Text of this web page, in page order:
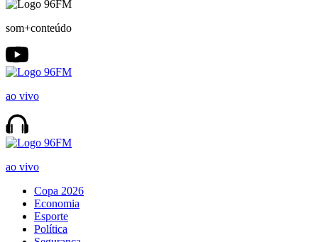
som+conteúdo
ao vivo
ao vivo
Copa 2026
Economia
Esporte
Política